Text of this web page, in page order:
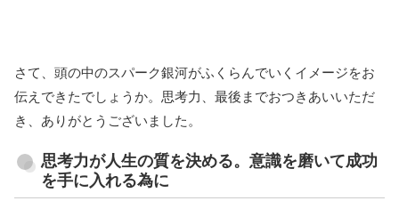
さて、頭の中のスパーク銀河がふくらんでいくイメージをお
伝えできたでしょうか。思考力、最後までおつきあいいただ
き、ありがとうございました。
思考力が人生の質を決める。意識を磨いて成功
を手に入れる為に